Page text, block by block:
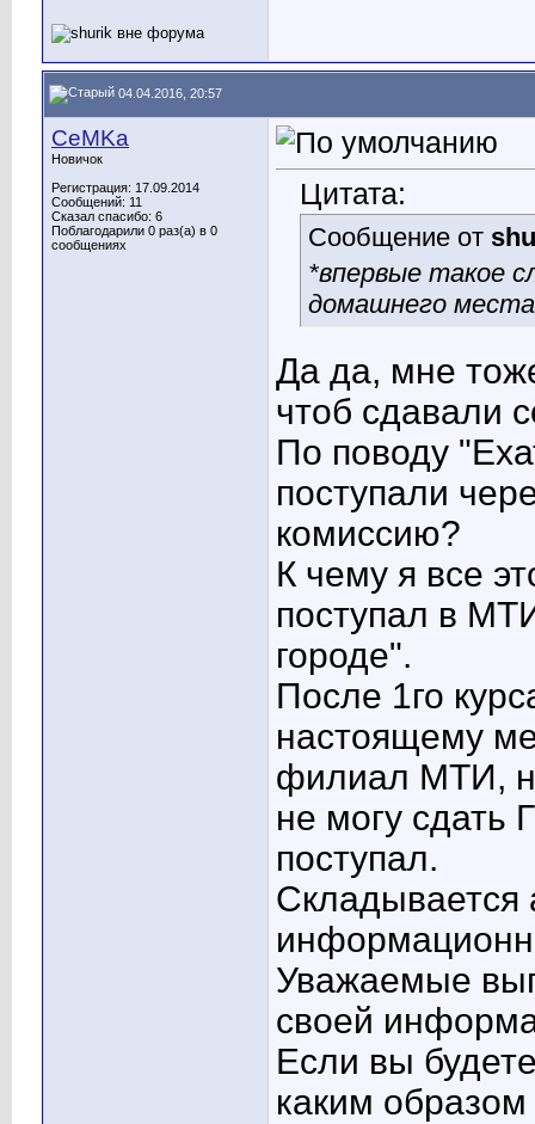
04.04.2016, 20:57
CeMKa
Новичок
Регистрация: 17.09.2014
Сообщений: 11
Сказал спасибо: 6
Поблагодарили 0 раз(а) в 0
сообщениях
Цитата:
Сообщение от
*впервые такое
домашнего
Да да, мне
чтоб сдавали
По поводу
поступали
комиссию?
К чему я все
поступал в
городе".
После 1го
настоящему
филиал МТИ,
не могу сдать
поступал.
Складывается
Уважаемые
своей
Если вы
каким образом